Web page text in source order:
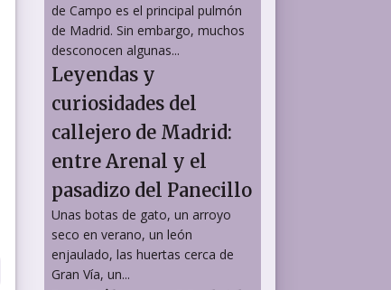
de Campo es el principal pulmón
de Madrid. Sin embargo, muchos
desconocen algunas...
Leyendas y
curiosidades del
callejero de Madrid:
entre Arenal y el
pasadizo del Panecillo
Unas botas de gato, un arroyo
seco en verano, un león
enjaulado, las huertas cerca de
Gran Vía, un...